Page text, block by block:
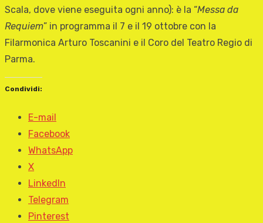
Scala, dove viene eseguita ogni anno): è la “Messa da
Requiem” in programma il 7 e il 19 ottobre con la
Filarmonica Arturo Toscanini e il Coro del Teatro Regio di
Parma.
Condividi:
E-mail
Facebook
WhatsApp
X
LinkedIn
Telegram
Pinterest